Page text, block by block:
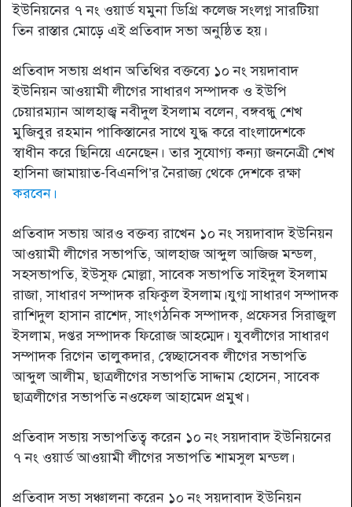
ইউনিয়নের ৭ নং ওয়ার্ড যমুনা ডিগ্রি কলেজ সংলগ্ন সারটিয়া
তিন রাস্তার মোড়ে এই প্রতিবাদ সভা অনুষ্ঠিত হয়।
প্রতিবাদ সভায় প্রধান অতিথির বক্তব্যে ১০ নং সয়দাবাদ
ইউনিয়ন আওয়ামী লীগের সাধারণ সম্পাদক ও ইউপি
চেয়ারম্যান আলহাজ্ব নবীদুল ইসলাম বলেন, বঙ্গবন্ধু শেখ
মুজিবুর রহমান পাকিস্তানের সাথে যুদ্ধ করে বাংলাদেশকে
স্বাধীন করে ছিনিয়ে এনেছেন। তার সুযোগ্য কন্যা জননেত্রী শেখ
হাসিনা জামায়াত-বিএনপি’র নৈরাজ্য থেকে দেশকে রক্ষা
করবেন।
প্রতিবাদ সভায় আরও বক্তব্য রাখেন ১০ নং সয়দাবাদ ইউনিয়ন
আওয়ামী লীগের সভাপতি, আলহাজ আব্দুল আজিজ মন্ডল,
সহসভাপতি, ইউসুফ মোল্লা, সাবেক সভাপতি সাইদুল ইসলাম
রাজা, সাধারণ সম্পাদক রফিকুল ইসলাম।যুগ্ম সাধারণ সম্পাদক
রাশিদুল হাসান রাশেদ, সাংগঠনিক সম্পাদক, প্রফেসর সিরাজুল
ইসলাম, দপ্তর সম্পাদক ফিরোজ আহম্মেদ। যুবলীগের সাধারণ
সম্পাদক রিগেন তালুকদার, স্বেচ্ছাসেবক লীগের সভাপতি
আব্দুল আলীম, ছাত্রলীগের সভাপতি সাদ্দাম হোসেন, সাবেক
ছাত্রলীগের সভাপতি নওফেল আহামেদ প্রমুখ।
প্রতিবাদ সভায় সভাপতিত্ব করেন ১০ নং সয়দাবাদ ইউনিয়নের
৭ নং ওয়ার্ড আওয়ামী লীগের সভাপতি শামসুল মন্ডল।
প্রতিবাদ সভা সঞ্চালনা করেন ১০ নং সয়দাবাদ ইউনিয়ন